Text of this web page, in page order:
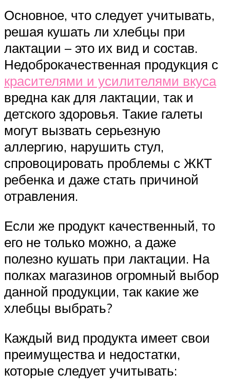
Основное, что следует учитывать,
решая кушать ли хлебцы при
лактации – это их вид и состав.
Недоброкачественная продукция с
красителями и усилителями вкуса
вредна как для лактации, так и
детского здоровья. Такие галеты
могут вызвать серьезную
аллергию, нарушить стул,
спровоцировать проблемы с ЖКТ
ребенка и даже стать причиной
отравления.
Если же продукт качественный, то
его не только можно, а даже
полезно кушать при лактации. На
полках магазинов огромный выбор
данной продукции, так какие же
хлебцы выбрать?
Каждый вид продукта имеет свои
преимущества и недостатки,
которые следует учитывать: